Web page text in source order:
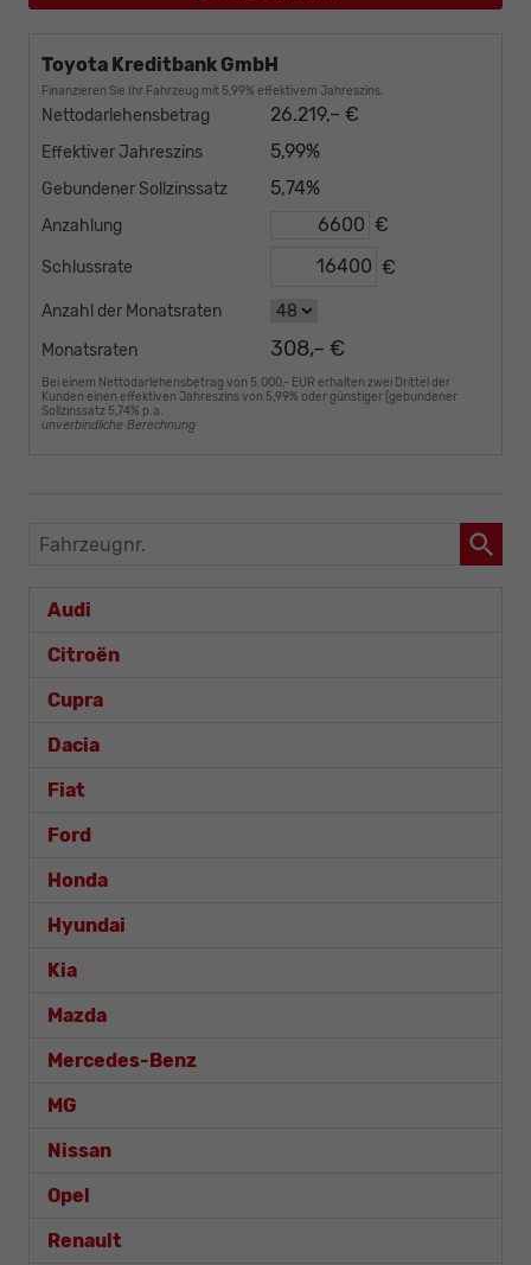
Toyota Kreditbank GmbH
Finanzieren Sie Ihr Fahrzeug mit 5,99% effektivem Jahreszins.
Nettodarlehensbetrag 26.219,– €
Effektiver Jahreszins 5,99%
Gebundener Sollzinssatz 5,74%
Anzahlung €
Schlussrate €
Anzahl der Monatsraten
Monatsraten
308,– €
Bei einem Nettodarlehensbetrag von 5.000,- EUR erhalten zwei Drittel der
Kunden einen effektiven Jahreszins von 5,99% oder günstiger (gebundener
Sollzinssatz 5,74% p.a.
unverbindliche Berechnung
Fahrzeugnr.
Audi
Citroën
Cupra
Dacia
Fiat
Ford
Honda
Hyundai
Kia
Mazda
Mercedes-Benz
MG
Nissan
Opel
Renault